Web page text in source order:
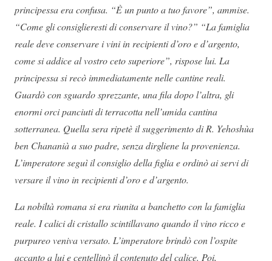
principessa era confusa. “È un punto a tuo favore”, ammise.
“Come gli consiglieresti di conservare il vino?” “La famiglia
reale deve conservare i vini in recipienti d’oro e d’argento,
come si addice al vostro ceto superiore”, rispose lui. La
principessa si recò immediatamente nelle cantine reali.
Guardò con sguardo sprezzante, una fila dopo l’altra, gli
enormi orci panciuti di terracotta nell’umida cantina
sotterranea. Quella sera ripetè il suggerimento di R. Yehoshùa
ben Chananià a suo padre, senza dirgliene la provenienza.
L’imperatore seguì il consiglio della figlia e ordinò ai servi di
versare il vino in recipienti d’oro e d’argento.
La nobiltà romana si era riunita a banchetto con la famiglia
reale. I calici di cristallo scintillavano quando il vino ricco e
purpureo veniva versato. L’imperatore brindò con l’ospite
accanto a lui e centellinò il contenuto del calice. Poi,